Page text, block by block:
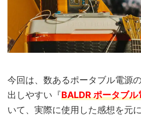
今回は、数あるポータブル電源
出しやすい『BALDR ポータブ
いて、実際に使用した感想を元